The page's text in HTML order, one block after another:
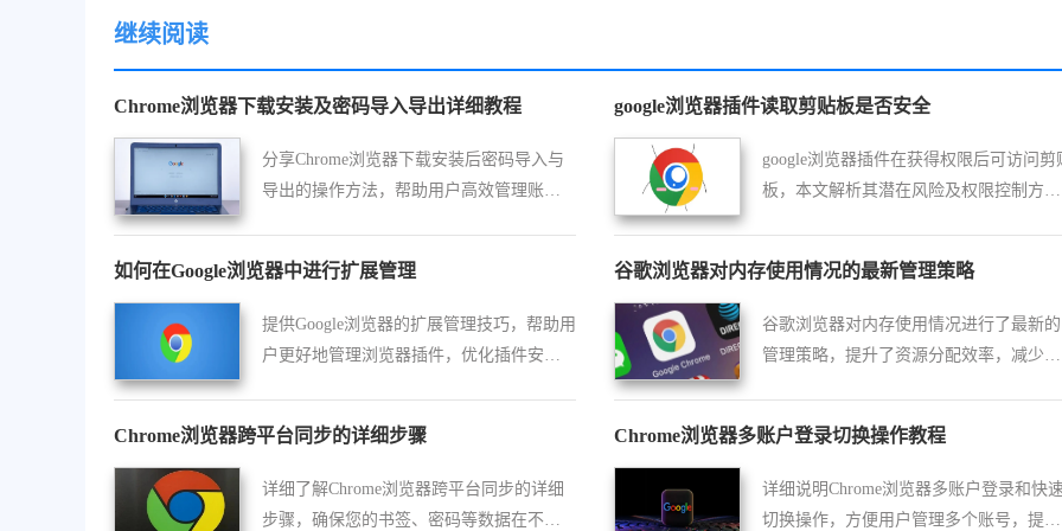
继续阅读
Chrome浏览器下载安装及密码导入导出详细教程
分享Chrome浏览器下载安装后密码导入与
导出的操作方法，帮助用户高效管理账号
google浏览器插件读取剪贴板是否安全
google浏览器插件在获得权限后可访问剪
板，本文解析其潜在风险及权限控制方
如何在Google浏览器中进行扩展管理
提供Google浏览器的扩展管理技巧，帮助用
户更好地管理浏览器插件，优化插件安装
谷歌浏览器对内存使用情况的最新管理策略
谷歌浏览器对内存使用情况进行了最新的
管理策略，提升了资源分配效率，减少了
Chrome浏览器跨平台同步的详细步骤
详细了解Chrome浏览器跨平台同步的详细
步骤，确保您的书签、密码等数据在不同
Chrome浏览器多账户登录切换操作教程
详细说明Chrome浏览器多账户登录和快
切换操作，方便用户管理多个账号，提升